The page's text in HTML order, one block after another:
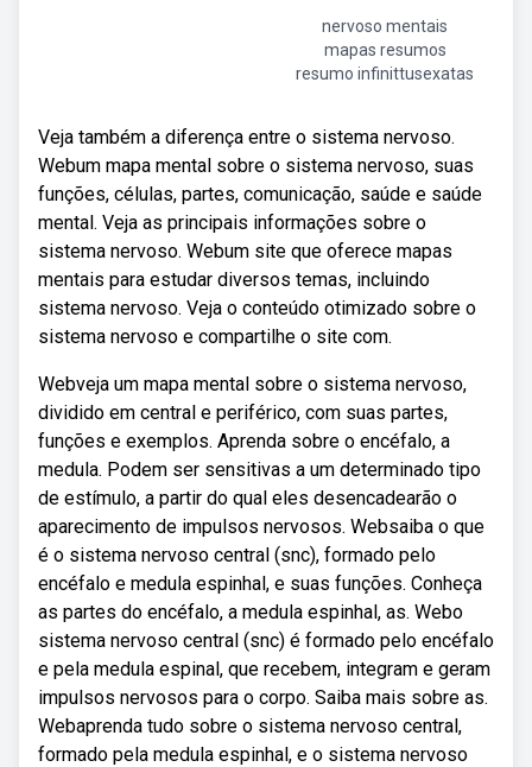
nervoso mentais
mapas resumos
resumo infinittusexatas
Veja também a diferença entre o sistema nervoso.
Webum mapa mental sobre o sistema nervoso, suas
funções, células, partes, comunicação, saúde e saúde
mental. Veja as principais informações sobre o
sistema nervoso. Webum site que oferece mapas
mentais para estudar diversos temas, incluindo
sistema nervoso. Veja o conteúdo otimizado sobre o
sistema nervoso e compartilhe o site com.
Webveja um mapa mental sobre o sistema nervoso,
dividido em central e periférico, com suas partes,
funções e exemplos. Aprenda sobre o encéfalo, a
medula. Podem ser sensitivas a um determinado tipo
de estímulo, a partir do qual eles desencadearão o
aparecimento de impulsos nervosos. Websaiba o que
é o sistema nervoso central (snc), formado pelo
encéfalo e medula espinhal, e suas funções. Conheça
as partes do encéfalo, a medula espinhal, as. Webo
sistema nervoso central (snc) é formado pelo encéfalo
e pela medula espinal, que recebem, integram e geram
impulsos nervosos para o corpo. Saiba mais sobre as.
Webaprenda tudo sobre o sistema nervoso central,
formado pela medula espinhal, e o sistema nervoso